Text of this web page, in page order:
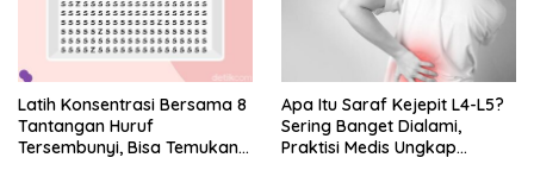
Latih Konsentrasi Bersama 8
Tantangan Huruf
Tersembunyi, Bisa Temukan
Apa Itu Saraf Kejepit L4-L5?
Sering Banget Dialami,
Praktisi Medis Ungkap